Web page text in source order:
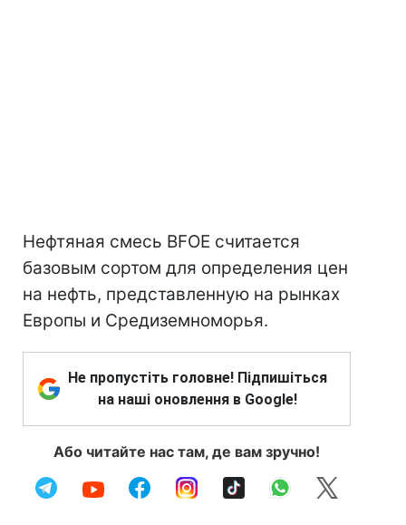
Нефтяная смесь BFOE считается
базовым сортом для определения цен
на нефть, представленную на рынках
Европы и Средиземноморья.
Не пропустіть головне! Підпишіться
на наші оновлення в Google!
Або читайте нас там, де вам зручно!